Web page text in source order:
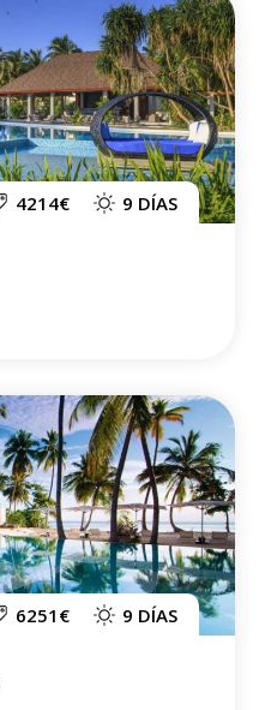
4214€ 9 DÍAS
6251€ 9 DÍAS